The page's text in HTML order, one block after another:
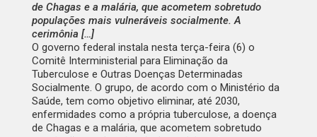
de Chagas e a malária, que acometem sobretudo
populações mais vulneráveis socialmente. A
cerimônia […]
O governo federal instala nesta terça-feira (6) o
Comitê Interministerial para Eliminação da
Tuberculose e Outras Doenças Determinadas
Socialmente. O grupo, de acordo com o Ministério da
Saúde, tem como objetivo eliminar, até 2030,
enfermidades como a própria tuberculose, a doença
de Chagas e a malária, que acometem sobretudo